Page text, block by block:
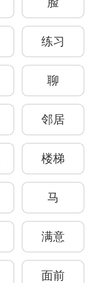
练习
聊
邻居
楼梯
马
满意
面前